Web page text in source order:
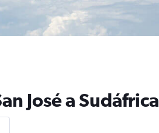
José a Sudáfrica